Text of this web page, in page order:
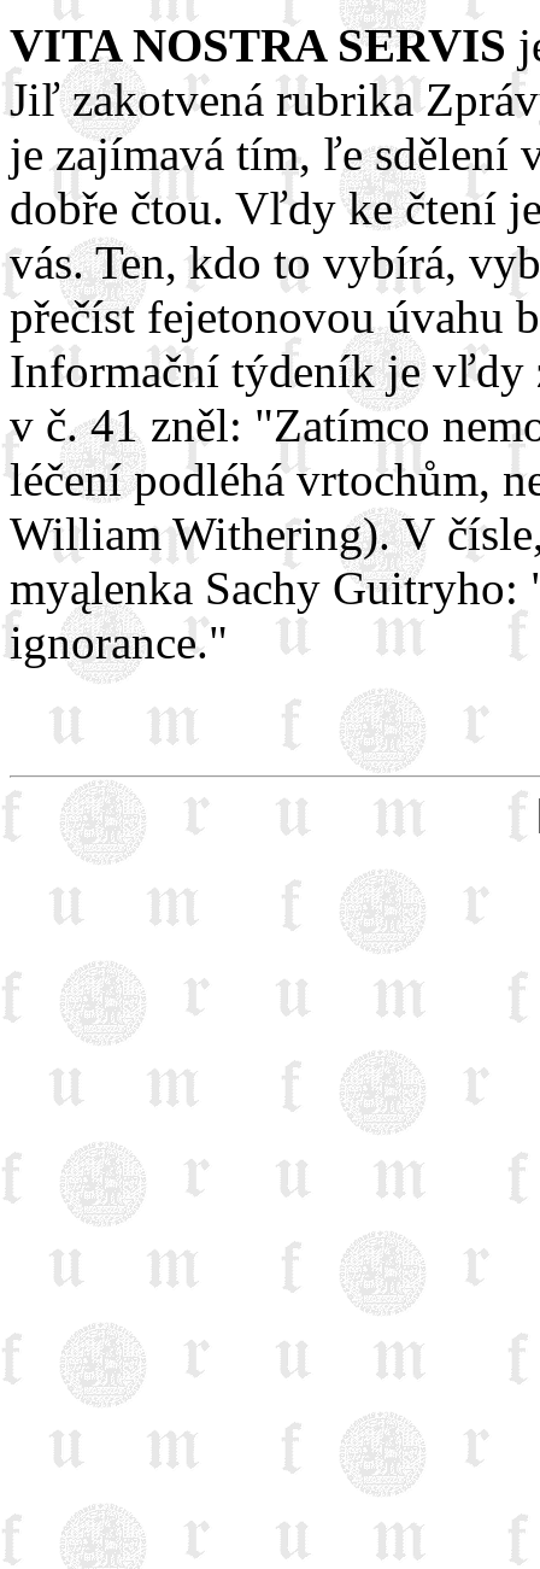
VITA NOSTRA SERVIS
Jiľ zakotvená rubrika
je zajímavá tím, ľe sdělení
dobře čtou. Vľdy ke čtení
vás. Ten, kdo to vybírá,
přečíst fejetonovou úvahu
Informační týdeník je vľdy
v č. 41 zněl: "Zatímco
léčení podléhá vrtochům,
William Withering). V
myąlenka Sachy
ignorance."